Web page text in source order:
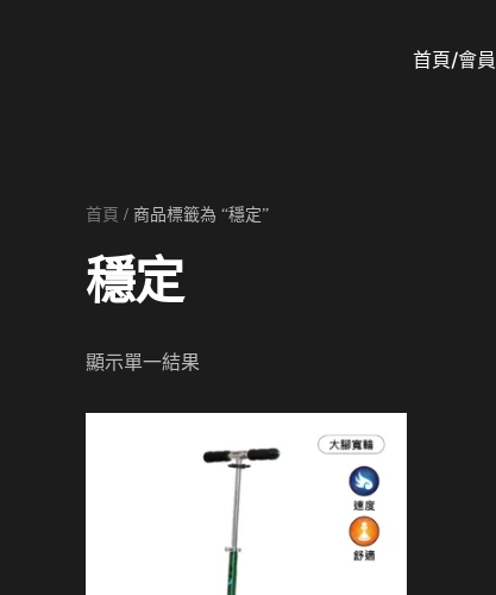
首頁/會員
首頁 / 商品標籤為 “穩定”
穩定
顯示單一結果